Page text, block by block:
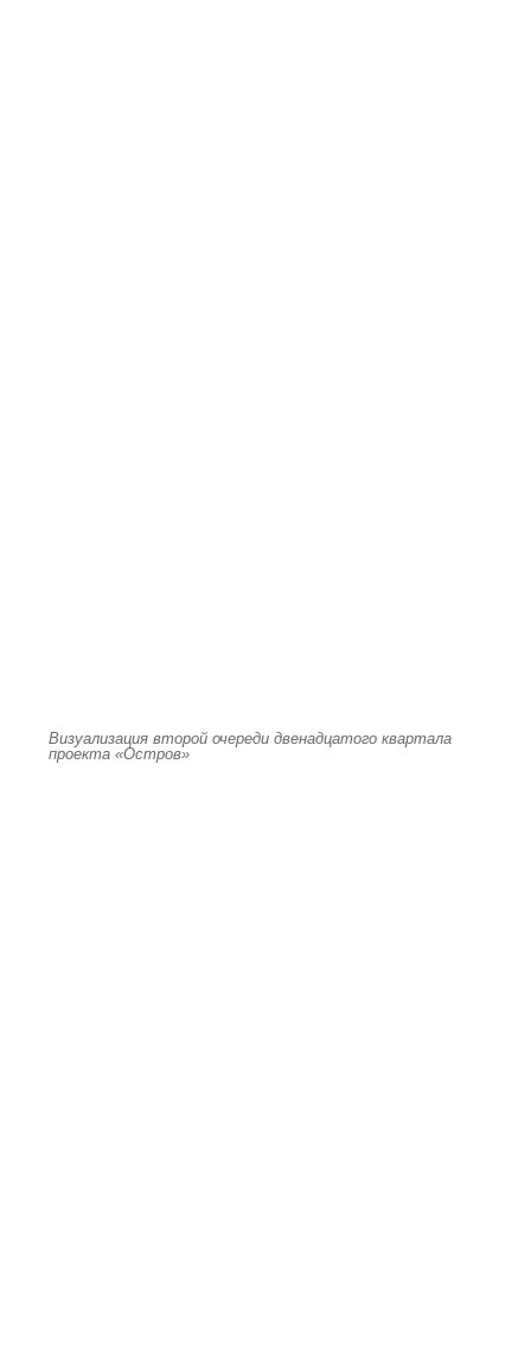
Визуализация второй очереди двенадцатого квартала
проекта «Остров»